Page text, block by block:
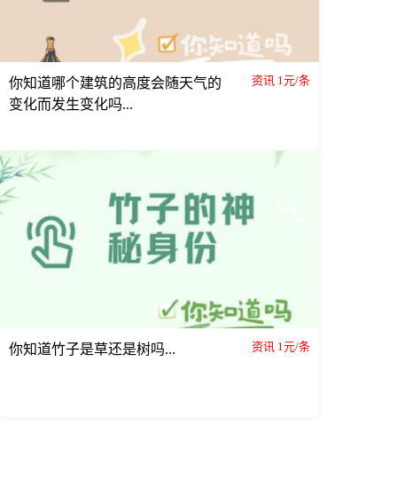
你知道哪个建筑的高度会随天气的
变化而发生变化吗...
资讯 1元/条
你知道竹子是草还是树吗... 资讯 1元/条